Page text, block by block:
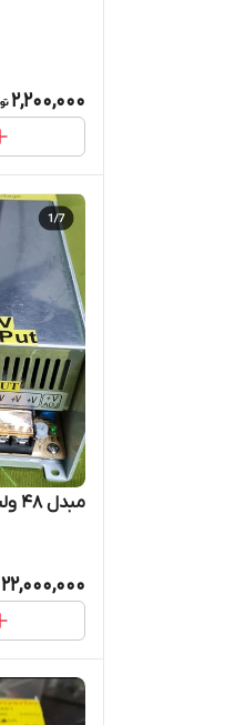
2,200,000
مبدل 48 ولت به 110 ولت دیسی 2 آمپر
22,000,000